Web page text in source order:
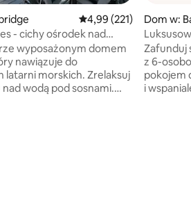
Średnia ocena: 4,99 na
4,99 (221)
- cichy ośrodek nad
wyposażonym domem
nawiązuje do
latarni morskich. Zrelaksuj
wodą pod sosnami.
Dom w:
pokojem
Zafunduj
z 6-
pokojem
i